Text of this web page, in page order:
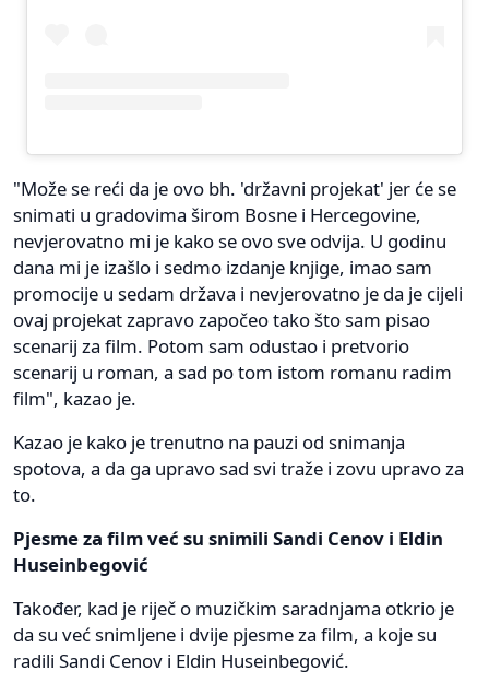
"Može se reći da je ovo bh. 'državni projekat' jer će se
snimati u gradovima širom Bosne i Hercegovine,
nevjerovatno mi je kako se ovo sve odvija. U godinu
dana mi je izašlo i sedmo izdanje knjige, imao sam
promocije u sedam država i nevjerovatno je da je cijeli
ovaj projekat zapravo započeo tako što sam pisao
scenarij za film. Potom sam odustao i pretvorio
scenarij u roman, a sad po tom istom romanu radim
film", kazao je.
Kazao je kako je trenutno na pauzi od snimanja
spotova, a da ga upravo sad svi traže i zovu upravo za
to.
Pjesme za film već su snimili Sandi Cenov i Eldin
Huseinbegović
Također, kad je riječ o muzičkim saradnjama otkrio je
da su već snimljene i dvije pjesme za film, a koje su
radili Sandi Cenov i Eldin Huseinbegović.